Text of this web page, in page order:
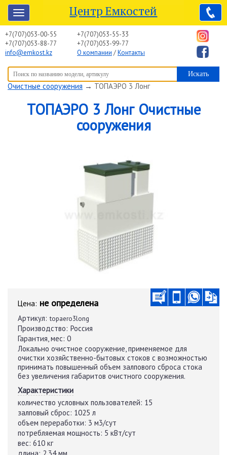
Центр Емкостей
+7(707)053-00-55
+7(707)053-88-77
info@emkost.kz
+7(707)053-55-33
+7(707)053-99-77
О компании /Контакты
Вы здесь:Центр Емкостей→ Емкостное оборудование→
Очистные сооружения → ТОПАЭРО 3 Лонг
ТОПАЭРО 3 Лонг Очистные
сооружения
Цена: не определена
Артикул: topaero3long
Производство: Россия
Гарантия, мес: 0
Локально очистное сооружение, применяемое для
очистки хозяйственно-бытовых стоков с возможностью
принимать повышенный объем залпового сброса стока
без увеличения габаритов очистного сооружения.
Характеристики
количество условных пользователей: 15
залповый сброс: 1025 л
объем переработки: 3 м3/сут
потребляемая мощность: 5 кВт/сут
вес: 610 кг